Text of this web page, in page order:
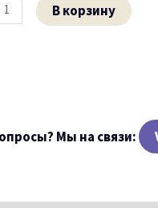
В корзину
Мы на связи: